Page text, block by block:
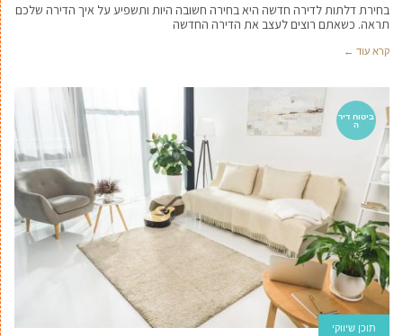
בחירת דלתות לדירה חדשה היא בחירה חשובה היות ותשפיע על איך הדירה שלכם
תראה. כשאתם רוצים לעצב את הדירה החדשה
קרא עוד ←
ביטוח דיר
ה
תוכן שיווקי